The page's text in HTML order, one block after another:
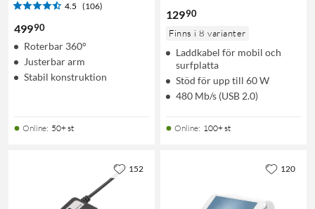
4.5 (106)
49990
Roterbar 360°
Justerbar arm
Stabil konstruktion
Online: 50+ st
12990
Finns i 8 varianter
Laddkabel för mobil och
surfplatta
Stöd för upp till 60 W
480 Mb/s (USB 2.0)
Online: 100+ st
152 120